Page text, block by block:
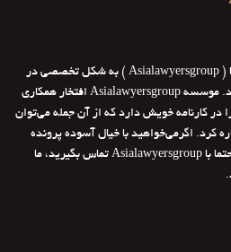
موسسه حقوقی و داوری وکلای آسیا ( Asialawyersgroup ) به شکل تخصصی در
حوزه حقوقی و داوری فعالیت می‌کند. موسسه Asialawyersgroup افتخار همکاری
را در کارنامه خویش دارد که از آن جمله می‌توان
کرد. اگرمی‌خواهید با خیال آسوده پرونده
های حقوقی خود را پیگیری نمایید، حتما با Asialawyersgroup تماس بگیرید، ما